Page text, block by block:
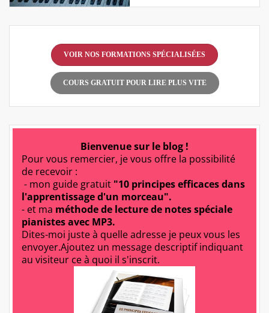
VOIR NOS FORMATIONS SPÉCIALISÉES
COURS GRATUIT POUR LIRE PLUS VITE